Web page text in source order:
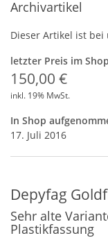
Archivartikel
Dieser Artikel ist
letzter Preis im
150,00 €
inkl. 19% MwSt.
In Shop
17. Juli 2016
Depyfag
Sehr alte
Plastikfassung